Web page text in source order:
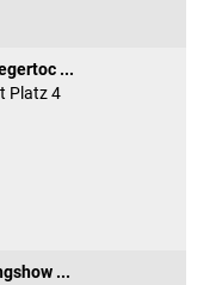
...
Platz 4
...